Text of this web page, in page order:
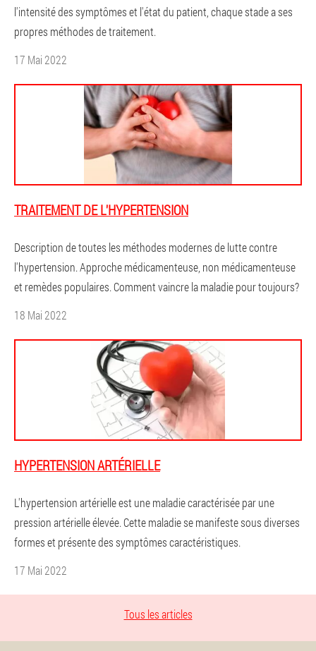
l'intensité des symptômes et l'état du patient, chaque stade a ses
propres méthodes de traitement.
17 Mai 2022
TRAITEMENT DE L'HYPERTENSION
Description de toutes les méthodes modernes de lutte contre
l'hypertension. Approche médicamenteuse, non médicamenteuse
et remèdes populaires. Comment vaincre la maladie pour toujours?
18 Mai 2022
HYPERTENSION ARTÉRIELLE
L'hypertension artérielle est une maladie caractérisée par une
pression artérielle élevée. Cette maladie se manifeste sous diverses
formes et présente des symptômes caractéristiques.
17 Mai 2022
Tous les articles